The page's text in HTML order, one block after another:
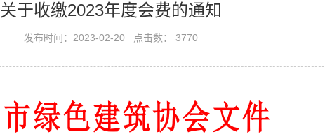
关于收缴2023年度会费的通知
发布时间：2023-02-20 点击数： 3770